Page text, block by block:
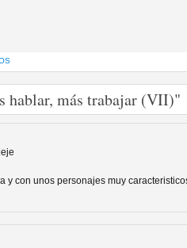
series de viajes en
hablar, más trabajar (VII)"
y con unos personajes muy